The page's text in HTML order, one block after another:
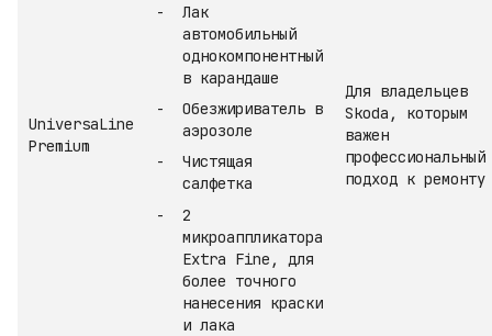
UniversaLine
Premium
Лак
автомобильный
однокомпонентный
в карандаше
Обезжириватель в
аэрозоле
Чистящая
салфетка
2
микроаппликатора
Extra Fine, для
более точного
нанесения краски
и лака
Для владельцев
Skoda, которым
важен
профессиональный
подход к ремонту